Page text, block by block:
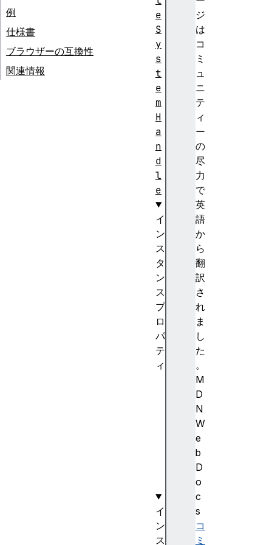
ジ
は
コ
ミ
ュ
ニ
テ
ィ
ー
の
尽
力
で
英
語
か
ら
翻
訳
さ
れ
ま
し
た
。
M
D
N
W
e
b
D
o
c
s
コ
ミ
例
仕様書
ブラウザーの互換性
関連情報
e
S
y
s
t
e
m
H
a
n
d
l
e
イ
ン
ス
タ
ン
ス
プ
ロ
パ
テ
ィ
イ
ン
ス